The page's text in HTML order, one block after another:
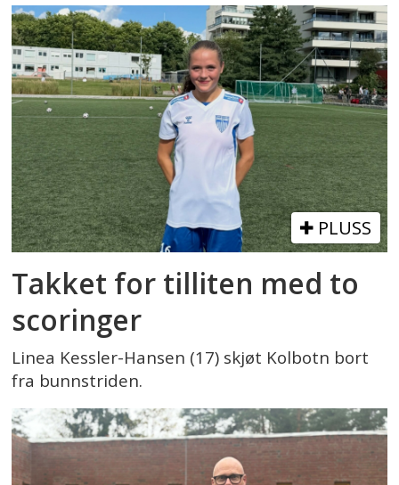
PLUSS
Takket for tilliten med to
scoringer
Linea Kessler-Hansen (17) skjøt Kolbotn bort
fra bunnstriden.